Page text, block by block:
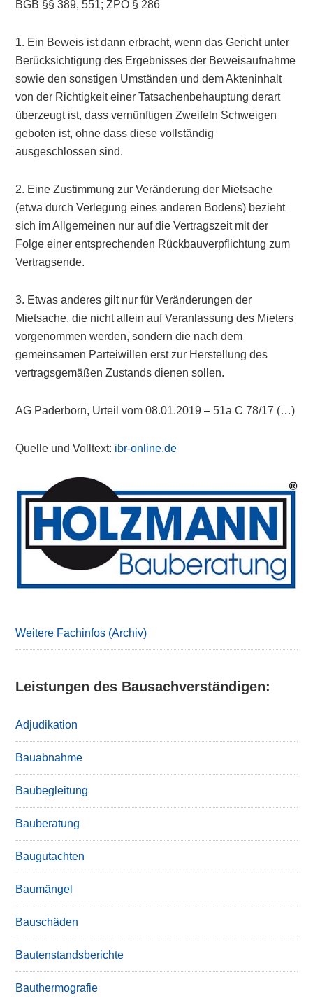
BGB §§ 389, 551; ZPO § 286
1. Ein Beweis ist dann erbracht, wenn das Gericht unter
Berücksichtigung des Ergebnisses der Beweisaufnahme
sowie den sonstigen Umständen und dem Akteninhalt
von der Richtigkeit einer Tatsachenbehauptung derart
überzeugt ist, dass vernünftigen Zweifeln Schweigen
geboten ist, ohne dass diese vollständig
ausgeschlossen sind.
2. Eine Zustimmung zur Veränderung der Mietsache
(etwa durch Verlegung eines anderen Bodens) bezieht
sich im Allgemeinen nur auf die Vertragszeit mit der
Folge einer entsprechenden Rückbauverpflichtung zum
Vertragsende.
3. Etwas anderes gilt nur für Veränderungen der
Mietsache, die nicht allein auf Veranlassung des Mieters
vorgenommen werden, sondern die nach dem
gemeinsamen Parteiwillen erst zur Herstellung des
vertragsgemäßen Zustands dienen sollen.
AG Paderborn, Urteil vom 08.01.2019 – 51a C 78/17 (…)
Quelle und Volltext: ibr-online.de
Primary
Sidebar
Weitere Fachinfos (Archiv)
Leistungen des Bausachverständigen:
Adjudikation
Bauabnahme
Baubegleitung
Bauberatung
Baugutachten
Baumängel
Bauschäden
Bautenstandsberichte
Bauthermografie